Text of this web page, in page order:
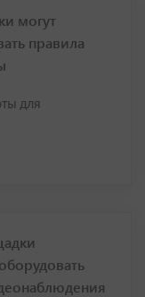
могут
правила
для